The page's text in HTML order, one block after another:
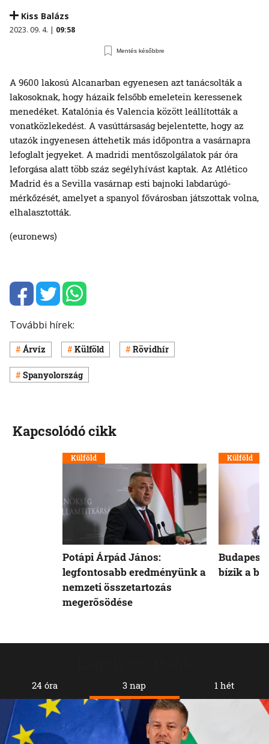
Kiss Balázs
2023. 09. 4. | 09:58
Mentés későbbre
A 9600 lakosú Alcanarban egyenesen azt tanácsolták a
lakosoknak, hogy házaik felsőbb emeletein keressenek
menedéket. Katalónia és Valencia között leállították a
vonatközlekedést. A vasúttársaság bejelentette, hogy az
utazók ingyenesen áttehetik más időpontra a vasárnapra
lefoglalt jegyeket. A madridi mentőszolgálatok pár óra
leforgása alatt több száz segélyhívást kaptak. Az Atlético
Madrid és a Sevilla vasárnap esti bajnoki labdarúgó-
mérkőzését, amelyet a spanyol fővárosban játszottak volna,
elhalasztották.
(euronews)
További hírek:
Árvíz Külföld Rövidhír
Spanyolország
24 óra 3 nap 1 hét
Kapcsolódó cikk
Külföld
Potápi Árpád János:
legfontosabb eredményünk a
nemzeti összetartozás
megerősödése
Külföld
Budapest
bízik a